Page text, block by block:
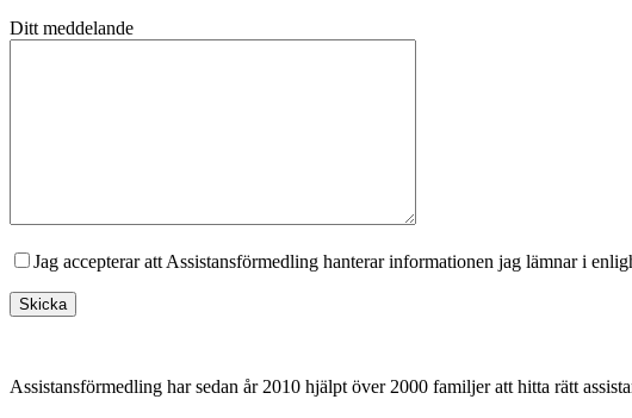
Ditt meddelande
Jag accepterar att Assistansförmedling hanterar informationen jag lämnar i
Assistansförmedling har sedan år 2010 hjälpt över 2000 familjer att hitta rätt